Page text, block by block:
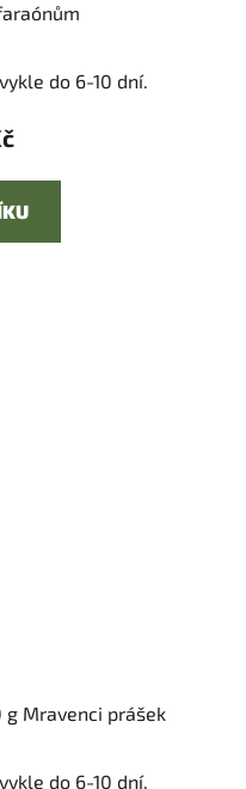
do 6-10 dní.
Mravenci prášek
do 6-10 dní.